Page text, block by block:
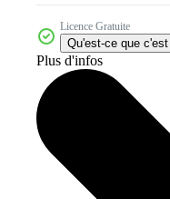
Licence Gratuite
Qu'est-ce que
Plus d'infos